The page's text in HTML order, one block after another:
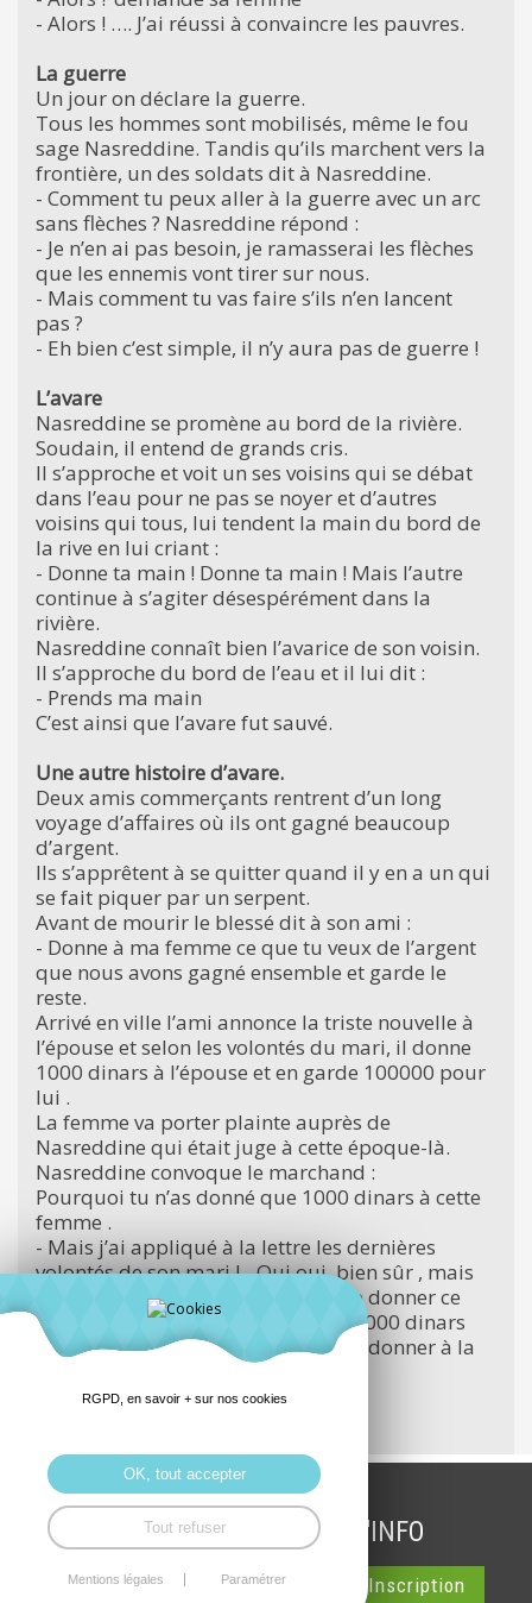
- Alors ! …. J’ai réussi à convaincre les pauvres.
La guerre
Un jour on déclare la guerre.
Tous les hommes sont mobilisés, même le fou
sage Nasreddine. Tandis qu’ils marchent vers la
frontière, un des soldats dit à Nasreddine.
- Comment tu peux aller à la guerre avec un arc
sans flèches ? Nasreddine répond :
- Je n’en ai pas besoin, je ramasserai les flèches
que les ennemis vont tirer sur nous.
- Mais comment tu vas faire s’ils n’en lancent
pas ?
- Eh bien c’est simple, il n’y aura pas de guerre !
L’avare
Nasreddine se promène au bord de la rivière.
Soudain, il entend de grands cris.
Il s’approche et voit un ses voisins qui se débat
dans l’eau pour ne pas se noyer et d’autres
voisins qui tous, lui tendent la main du bord de
la rive en lui criant :
- Donne ta main ! Donne ta main ! Mais l’autre
continue à s’agiter désespérément dans la
rivière.
Nasreddine connaît bien l’avarice de son voisin.
Il s’approche du bord de l’eau et il lui dit :
- Prends ma main
C’est ainsi que l’avare fut sauvé.
Une autre histoire d’avare.
Deux amis commerçants rentrent d’un long
voyage d’affaires où ils ont gagné beaucoup
d’argent.
Ils s’apprêtent à se quitter quand il y en a un qui
se fait piquer par un serpent.
Avant de mourir le blessé dit à son ami :
- Donne à ma femme ce que tu veux de l’argent
que nous avons gagné ensemble et garde le
reste.
Arrivé en ville l’ami annonce la triste nouvelle à
l’épouse et selon les volontés du mari, il donne
1000 dinars à l’épouse et en garde 100000 pour
lui .
La femme va porter plainte auprès de
Nasreddine qui était juge à cette époque-là.
Nasreddine convoque le marchand :
Pourquoi tu n’as donné que 1000 dinars à cette
femme .
- Mais j’ai appliqué à la lettre les dernières
volontés de son mari ! - Oui oui, bien sûr , mais
tu as compris à l’envers. Il t’a dit de donner ce
que tu voulais et toi tu voulais 100 000 dinars
c’est donc cette somme que tu dois donner à la
INSCRIPTION LETTRE D'INFO
RGPD, en savoir + sur nos cookies
OK, tout accepter
Tout refuser
Mentions légales Paramétrer